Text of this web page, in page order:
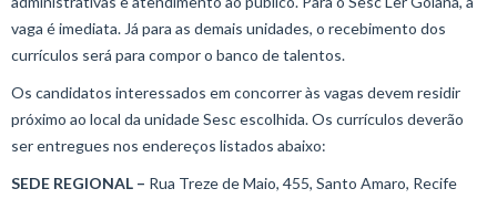
vaga é imediata. Já para as demais unidades, o recebimento dos
currículos será para compor o banco de talentos.
Os candidatos interessados em concorrer às vagas devem residir
próximo ao local da unidade Sesc escolhida. Os currículos deverão
ser entregues nos endereços listados abaixo:
SEDE REGIONAL – Rua Treze de Maio, 455, Santo Amaro, Recife